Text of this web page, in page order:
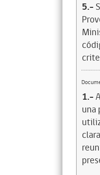
5.-
1.-
una